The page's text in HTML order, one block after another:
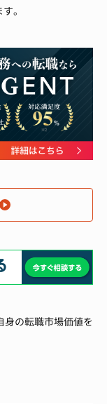
。
身の転職市場価値を